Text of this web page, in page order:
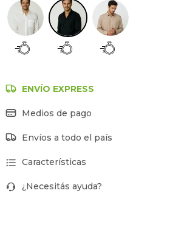
ENVÍO EXPRESS
Medios de pago
Envíos a todo el país
Características
¿Necesitás ayuda?